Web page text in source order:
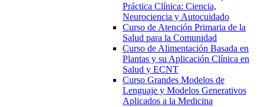
Práctica Clínica: Ciencia,
Neurociencia y Autocuidado
Curso de Atención Primaria de la
Salud para la Comunidad
Curso de Alimentación Basada en
Plantas y su Aplicación Clínica en
Salud y ECNT
Curso Grandes Modelos de
Lenguaje y Modelos Generativos
Aplicados a la Medicina